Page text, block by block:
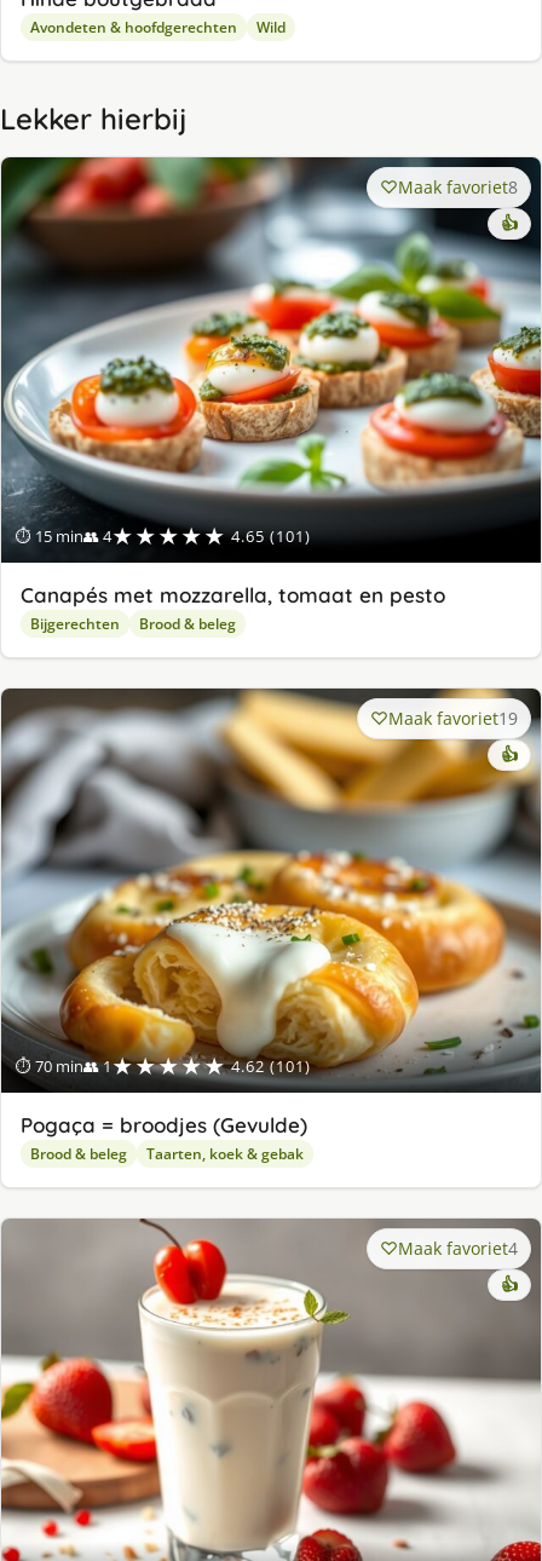
Avondeten & hoofdgerechten Wild
Lekker hierbij
⏱ 15 min👥 4★★★★★ 4.65 (101)
Maak favoriet8
👍
Canapés met mozzarella, tomaat en pesto
Bijgerechten Brood & beleg
⏱ 70 min👥 1★★★★★ 4.62 (101)
Maak favoriet19
👍
Pogaça = broodjes (Gevulde)
Brood & beleg Taarten, koek & gebak
Maak favoriet4
👍